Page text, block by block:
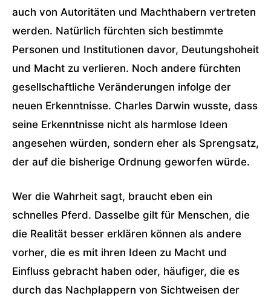
auch von Autoritäten und Machthabern vertreten
werden. Natürlich fürchten sich bestimmte
Personen und Institutionen davor, Deutungshoheit
und Macht zu verlieren. Noch andere fürchten
gesellschaftliche Veränderungen infolge der
neuen Erkenntnisse. Charles Darwin wusste, dass
seine Erkenntnisse nicht als harmlose Ideen
angesehen würden, sondern eher als Sprengsatz,
der auf die bisherige Ordnung geworfen würde.
Wer die Wahrheit sagt, braucht eben ein
schnelles Pferd. Dasselbe gilt für Menschen, die
die Realität besser erklären können als andere
vorher, die es mit ihren Ideen zu Macht und
Einfluss gebracht haben oder, häufiger, die es
durch das Nachplappern von Sichtweisen der